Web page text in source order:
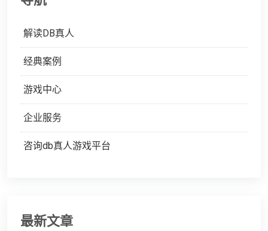
解读DB真人
经典案例
游戏中心
企业服务
咨询db真人游戏平台
最新文章